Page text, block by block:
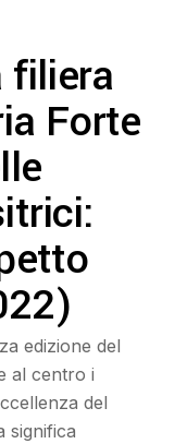
filiera
Forte
edizione del
al centro i
del
significa